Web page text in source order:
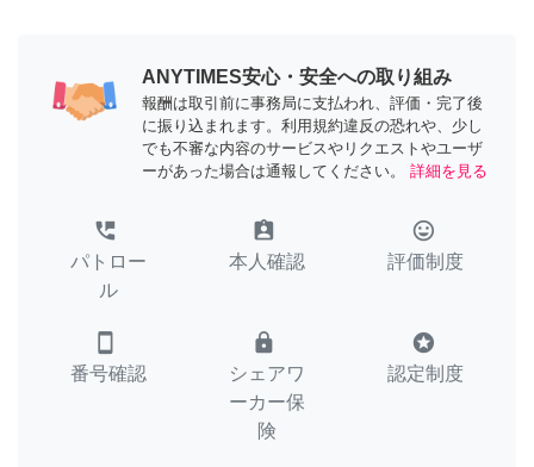
ANYTIMES安心・安全への取り組み
報酬は取引前に事務局に支払われ、評価・完了後
に振り込まれます。利用規約違反の恐れや、少し
でも不審な内容のサービスやリクエストやユーザ
ーがあった場合は通報してください。
詳細を見る
perm_phone_msg
パトロー
ル
assignment_ind
本人確認
tag_faces
評価制度
smartphone
番号確認
lock
シェアワ
ーカー保
険
stars
認定制度